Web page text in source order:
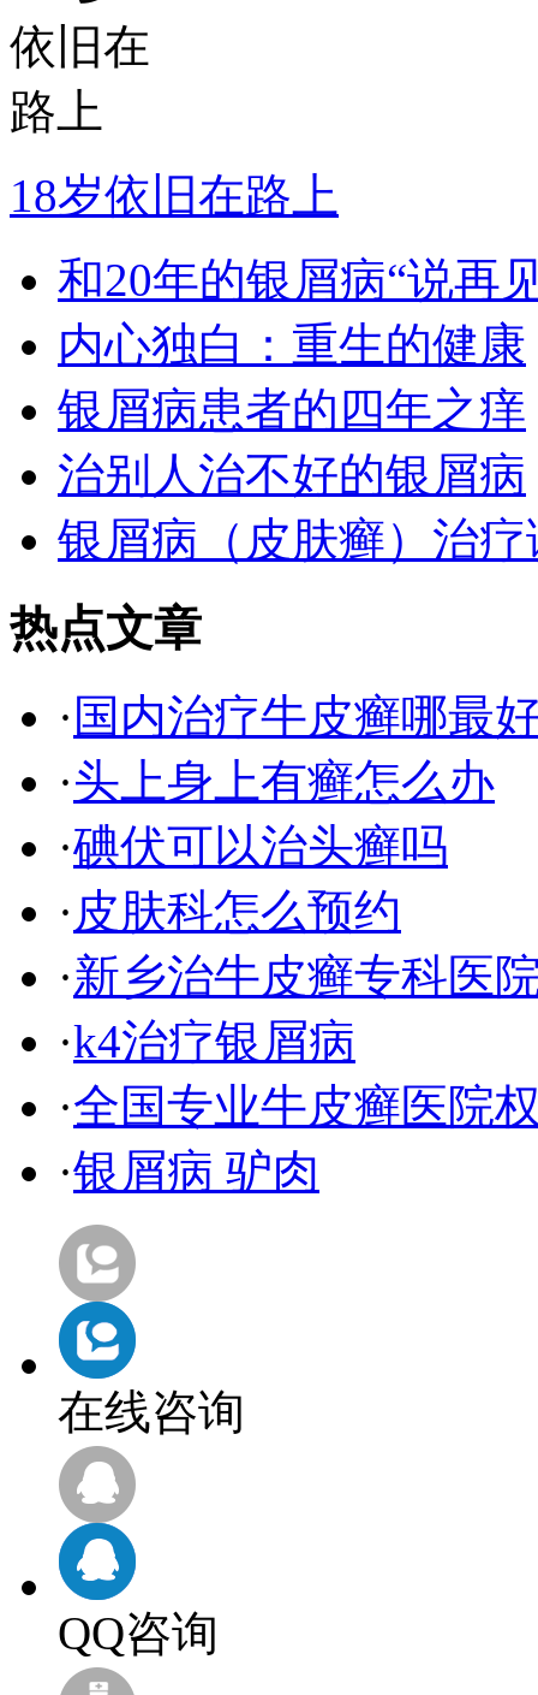
18岁依旧在路上
和20年的银屑病“说再
内心独白：重生的健康
银屑病患者的四年之痒
治别人治不好的银屑病
银屑病（皮肤癣）治
热点文章
· 国内治疗牛皮癣哪最
·头上身上有癣怎么办
·碘伏可以治头癣吗
· 皮肤科怎么预约
·新乡治牛皮癣专科医
·k4治疗银屑病
·全国专业牛皮癣医院
·银屑病 驴肉
在线咨询
QQ咨询